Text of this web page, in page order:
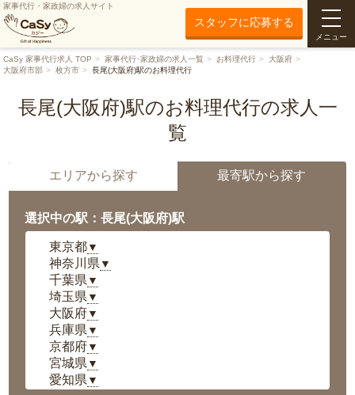
家事代行・家政婦の求人サイト
スタッフに応募する
メニュー
CaSy 家事代行求人 TOP 家事代行･家政婦の求人一覧 お料理代行
大阪府
大阪府市部
枚方市 長尾(大阪府)駅のお料理代行
長尾(大阪府)駅のお料理代行の求人一
覧
エリアから探す 最寄駅から探す
選択中の駅：長尾(大阪府)駅
東京都▼
神奈川県 ▼
千葉県 ▼
埼玉県 ▼
大阪府▼
兵庫県 ▼
京都府▼
宮城県 ▼
愛知県 ▼